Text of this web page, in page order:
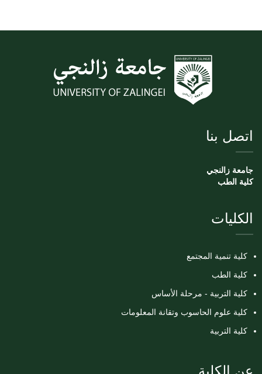
اتصل بنا
جامعة زالنجي
كلية الطب
الكليات
كلية تنمية المجتمع
كلية الطب
كلية التربية - مرحلة الأساس
كلية علوم الحاسوب وتقانة المعلومات
كلية التربية
عن الكلية